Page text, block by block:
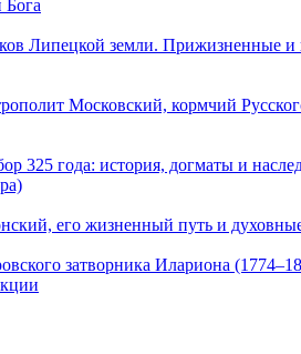
Бога
Липецкой земли. Прижизненные и
Московский, кормчий
325 года: история, догматы и
его жизненный путь и
затворника Илариона